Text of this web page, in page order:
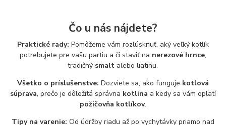
Čo u nás nájdete?
Praktické rady: Pomôžeme vám rozlúsknuť, aký veľký kotlík
potrebujete pre vašu partiu a či staviť na nerezové hrnce,
tradičný smalt alebo liatinu.
Všetko o príslušenstve: Dozviete sa, ako funguje kotlová
súprava, prečo je dôležitá správna kotlina a kedy sa vám oplatí
požičovňa kotlíkov.
Tipy na varenie: Od údržby riadu až po vychytávky priamo nad